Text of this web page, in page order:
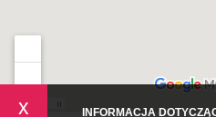
x INFORMACJA